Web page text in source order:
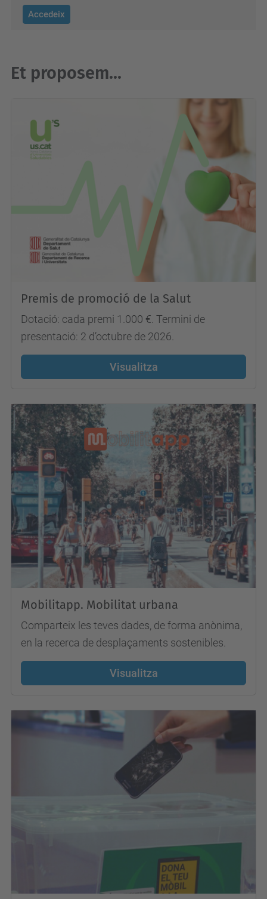
Accedeix
Et proposem...
Premis de promoció de la Salut
Dotació: cada premi 1.000 €. Termini de
presentació: 2 d’octubre de 2026.
Visualitza
Mobilitapp. Mobilitat urbana
Comparteix les teves dades, de forma anònima,
en la recerca de desplaçaments sostenibles.
Visualitza